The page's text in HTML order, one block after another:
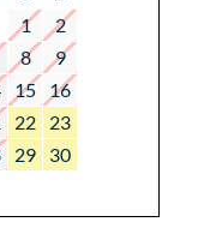
1
2
8
9
15
16
22
23
29
30